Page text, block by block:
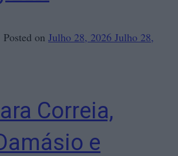
Posted on Julho 28, 2026 Julho 28,
Correia,
e